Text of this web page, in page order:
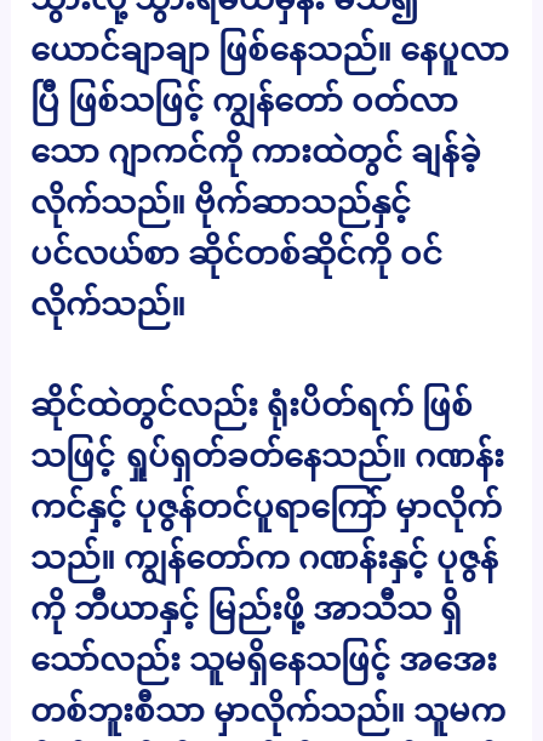
ယောင်ချာချာ ဖြစ်နေသည်။ နေပူလာ
ပြီ ဖြစ်သဖြင့် ကျွန်တော် ဝတ်လာ
သော ဂျာကင်ကို ကားထဲတွင် ချန်ခဲ့
လိုက်သည်။ ဗိုက်ဆာသည်နှင့်
ပင်လယ်စာ ဆိုင်တစ်ဆိုင်ကို ဝင်
လိုက်သည်။
ဆိုင်ထဲတွင်လည်း ရုံးပိတ်ရက် ဖြစ်
သဖြင့် ရှုပ်ရှတ်ခတ်နေသည်။ ဂဏန်း
ကင်နှင့် ပုဇွန်တင်ပူရာကြော် မှာလိုက်
သည်။ ကျွန်တော်က ဂဏန်းနှင့် ပုဇွန်
ကို ဘီယာနှင့် မြည်းဖို့ အာသီသ ရှိ
သော်လည်း သူမရှိနေသဖြင့် အအေး
တစ်ဘူးစီသာ မှာလိုက်သည်။ သူမက